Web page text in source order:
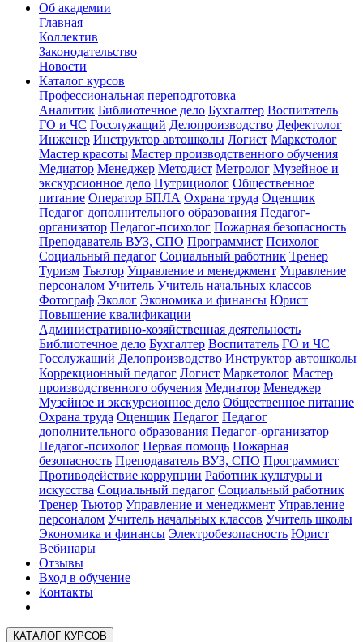
Об академии
Главная
Коллектив
Законодательство
Новости
Каталог курсов
Профессиональная переподготовка
Аналитик Библиотечное дело Бухгалтер Воспитатель
ГО и ЧС Госслужащий Делопроизводство Дефектолог
Инженер Инструктор автошколы Логист Маркетолог
Мастер красоты Мастер производственного обучения
Медиатор Менеджер Методист Метролог Музейное и
экскурсионное дело Нутрициолог Общественное
питание Оператор БПЛА Охрана труда Оценщик
Педагог дополнительного образования Педагог-
организатор Педагог-психолог Пожарная безопасность
Преподаватель ВУЗ, СПО Программист Психолог
Социальный педагог Социальный работник Тренер
Туризм Тьютор Управление и менеджмент Управление
персоналом Учитель Учитель начальных классов
Фотограф Эколог Экономика и финансы Юрист
Повышение квалификации
Административно-хозяйственная деятельность
Библиотечное дело Бухгалтер Воспитатель ГО и ЧС
Госслужащий Делопроизводство Инструктор автошколы
Коррекционный педагог Логист Маркетолог Мастер
производственного обучения Медиатор Менеджер
Музейное и экскурсионное дело Общественное питание
Охрана труда Оценщик Педагог Педагог
дополнительного образования Педагог-организатор
Педагог-психолог Первая помощь Пожарная
безопасность Преподаватель ВУЗ, СПО Программист
Противодействие коррупции Работник культуры и
искусства Социальный педагог Социальный работник
Тренер Тьютор Управление и менеджмент Управление
персоналом Учитель начальных классов Учитель школы
Экономика и финансы Электробезопасность Юрист
Вебинары
Отзывы
Вход в обучение
Контакты
КАТАЛОГ КУРСОВ